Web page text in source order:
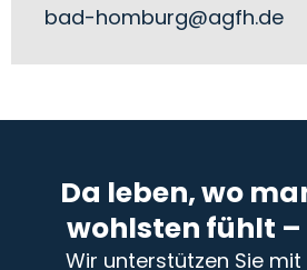
bad-homburg@agfh.de
Da leben, wo
wohlsten fühlt –
Wir unterstützen Sie